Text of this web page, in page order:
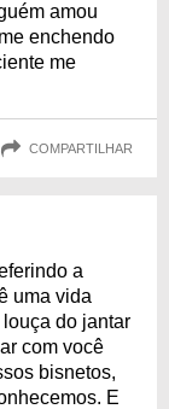
amou
enchendo
me
COMPARTILHAR
a
uma vida
do jantar
com você
bisnetos,
E